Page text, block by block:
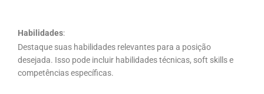
Habilidades:
Destaque suas habilidades relevantes para a posição
desejada. Isso pode incluir habilidades técnicas, soft skills e
competências específicas.